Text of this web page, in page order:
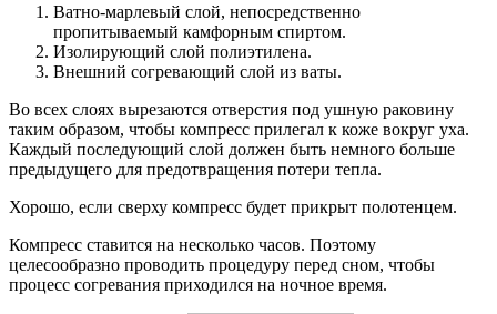
Ватно-марлевый слой, непосредственно
пропитываемый камфорным спиртом.
Изолирующий слой полиэтилена.
Внешний согревающий слой из ваты.
Во всех слоях вырезаются отверстия под ушную раковину
таким образом, чтобы компресс прилегал к коже вокруг уха.
Каждый последующий слой должен быть немного больше
предыдущего для предотвращения потери тепла.
Хорошо, если сверху компресс будет прикрыт полотенцем.
Компресс ставится на несколько часов. Поэтому
целесообразно проводить процедуру перед сном, чтобы
процесс согревания приходился на ночное время.